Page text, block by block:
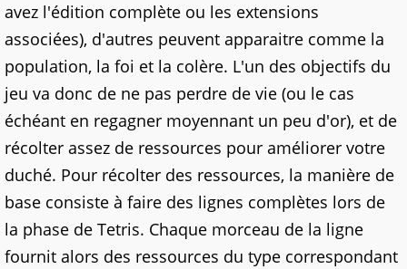
avez l'édition complète ou les extensions
associées), d'autres peuvent apparaitre comme la
population, la foi et la colère. L'un des objectifs du
jeu va donc de ne pas perdre de vie (ou le cas
échéant en regagner moyennant un peu d'or), et de
récolter assez de ressources pour améliorer votre
duché. Pour récolter des ressources, la manière de
base consiste à faire des lignes complètes lors de
la phase de Tetris. Chaque morceau de la ligne
fournit alors des ressources du type correspondant